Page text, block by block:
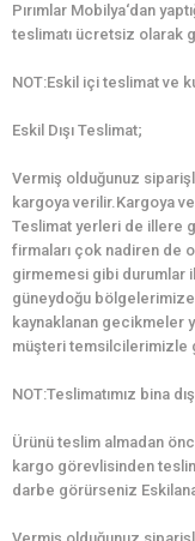
Pırımlar Mobilya‘dan
teslimatı ücretsiz olarak
NOT:Eskil içi teslimat ve
Eskil Dışı Teslimat;
Vermiş olduğunuz
kargoya verilir.Kargoya
Teslimat yerleri de illere
firmaları çok nadiren de
girmemesi gibi durumlar
güneydoğu
kaynaklanan gecikmeler
müşteri temsilcilerimizle
NOT:Teslimatımız bina
Ürünü teslim almadan
kargo görevlisinden
darbe görürseniz